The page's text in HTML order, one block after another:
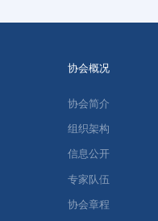
协会概况
协会简介
组织架构
信息公开
专家队伍
协会章程